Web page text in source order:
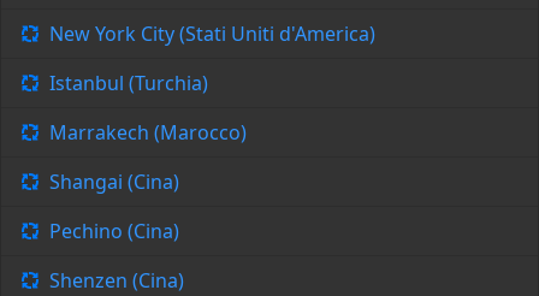
New York City (Stati Uniti d'America)
Istanbul (Turchia)
Marrakech (Marocco)
Shangai (Cina)
Pechino (Cina)
Shenzen (Cina)